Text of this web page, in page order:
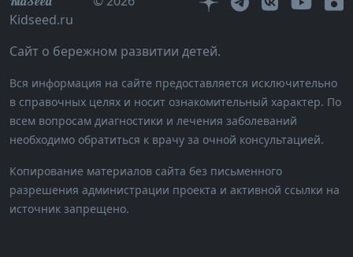
Kidseed.ru
Сайт о бережном развитии детей.
Вся информация на сайте предоставляется исключительно
в справочных целях и носит ознакомительный характер. По
всем вопросам диагностики и лечения заболеваний
необходимо обратиться к врачу за очной консультацией.
Копирование материалов сайта без письменного
разрешения администрации проекта и активной ссылки на
источник запрещено.